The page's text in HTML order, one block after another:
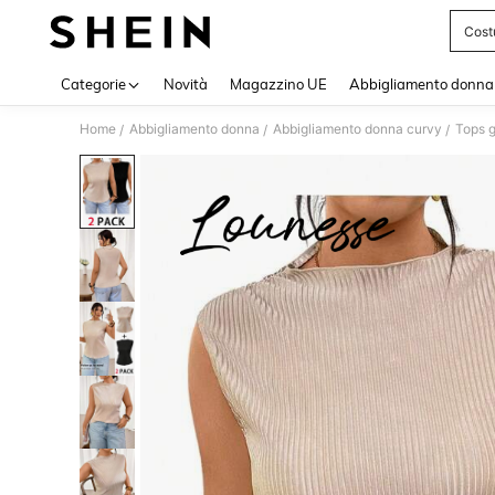
Categorie Novità Magazzino UE Abbigliamento donna
Home / Abbigliamento donna / Abbigliamento donna curvy / Tops